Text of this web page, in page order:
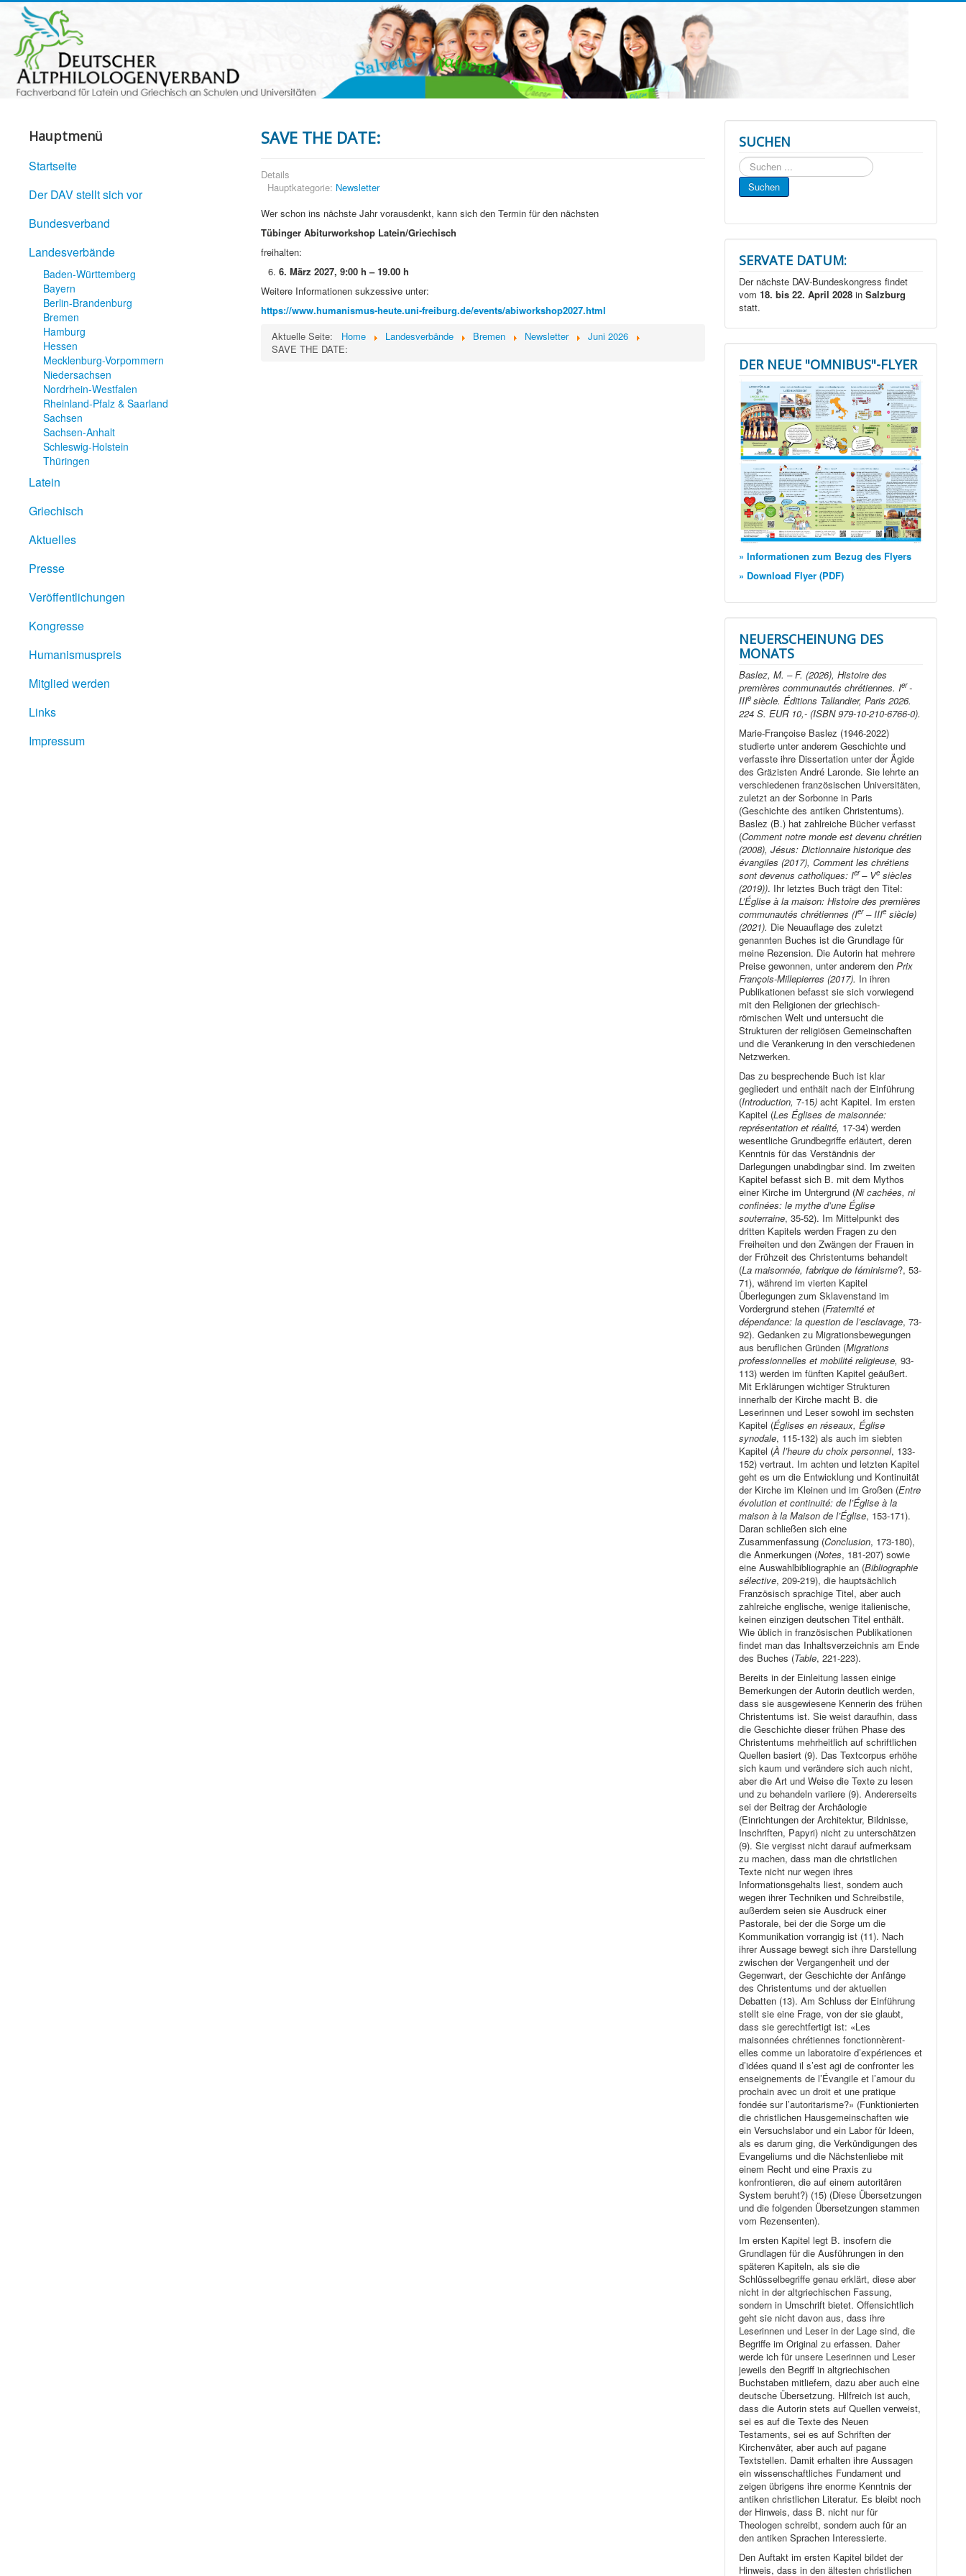
Hauptmenü
Startseite
Der DAV stellt sich vor
Bundesverband
Landesverbände
Baden-Württemberg
Bayern
Berlin-Brandenburg
Bremen
Hamburg
Hessen
Mecklenburg-Vorpommern
Niedersachsen
Nordrhein-Westfalen
Rheinland-Pfalz & Saarland
Sachsen
Sachsen-Anhalt
Schleswig-Holstein
Thüringen
Latein
Griechisch
Aktuelles
Presse
Veröffentlichungen
Kongresse
Humanismuspreis
Mitglied werden
Links
Impressum
SAVE THE DATE:
Details
Hauptkategorie: Newsletter
Wer schon ins nächste Jahr vorausdenkt, kann sich den Termin für den nächsten
Tübinger Abiturworkshop Latein/Griechisch
freihalten:
6. März 2027, 9:00 h – 19.00 h
Weitere Informationen sukzessive unter:
https://www.humanismus-heute.uni-freiburg.de/events/abiworkshop2027.html
Aktuelle Seite:
Home Landesverbände Bremen Newsletter
Juni 2026
SAVE THE DATE:
SUCHEN
Suchen
...
Suchen
SERVATE DATUM:
Der nächste DAV-Bundeskongress findet
vom18. bis 22. April 2028 inSalzburg
statt.
DER NEUE "OMNIBUS"-FLYER
» Informationen zum Bezug des Flyers
» Download Flyer (PDF)
NEUERSCHEINUNG DES
MONATS
Baslez, M. – F. (2026), Histoire des
premières communautés chrétiennes. Ier-
IIIe siècle. Éditions Tallandier, Paris 2026.
224 S. EUR 10,- (ISBN 979-10-210-6766-0).
Marie-Françoise Baslez (1946-2022)
studierte unter anderem Geschichte und
verfasste ihre Dissertation unter der Ägide
des Gräzisten André Laronde. Sie lehrte an
verschiedenen französischen Universitäten,
zuletzt an der Sorbonne in Paris
(Geschichte des antiken Christentums).
Baslez (B.) hat zahlreiche Bücher verfasst
(Comment notre monde est devenu chrétien
(2008), Jésus: Dictionnaire historique des
évangiles (2017), Comment les chrétiens
sont devenus catholiques: Ier– Ve siècles
(2019)). Ihr letztes Buch trägt den Titel:
L’Église à la maison: Histoire des premières
communautés chrétiennes (Ier– IIIe siècle)
(2021). Die Neuauflage des zuletzt
genannten Buches ist die Grundlage für
meine Rezension. Die Autorin hat mehrere
Preise gewonnen, unter anderem denPrix
François-Millepierres (2017). In ihren
Publikationen befasst sie sich vorwiegend
mit den Religionen der griechisch-
römischen Welt und untersucht die
Strukturen der religiösen Gemeinschaften
und die Verankerung in den verschiedenen
Netzwerken.
Das zu besprechende Buch ist klar
gegliedert und enthält nach der Einführung
(Introduction,7-15)acht Kapitel. Im ersten
Kapitel (Les Églises de maisonnée:
représentation et réalité, 17-34) werden
wesentliche Grundbegriffe erläutert, deren
Kenntnis für das Verständnis der
Darlegungen unabdingbar sind. Im zweiten
Kapitel befasst sich B. mit dem Mythos
einer Kirche im Untergrund (Ni cachées, ni
confinées: le mythe d’une Église
souterraine, 35-52). Im Mittelpunkt des
dritten Kapitels werden Fragen zu den
Freiheiten und den Zwängen der Frauen in
der Frühzeit des Christentums behandelt
(La maisonnée, fabrique de féminisme?, 53-
71), während im vierten Kapitel
Überlegungen zum Sklavenstand im
Vordergrund stehen (Fraternité et
dépendance: la question de l’esclavage, 73-
92). Gedanken zu Migrationsbewegungen
aus beruflichen Gründen (Migrations
professionnelles et mobilité religieuse,93-
113) werden im fünften Kapitel geäußert.
Mit Erklärungen wichtiger Strukturen
innerhalb der Kirche macht B. die
Leserinnen und Leser sowohl im sechsten
Kapitel (Églises en réseaux, Église
synodale, 115-132) als auch im siebten
Kapitel (À l’heure du choix personnel, 133-
152) vertraut. Im achten und letzten Kapitel
geht es um die Entwicklung und Kontinuität
der Kirche im Kleinen und im Großen (Entre
évolution et continuité: de l’Église à la
maison à la Maison de l’Église, 153-171).
Daran schließen sich eine
Zusammenfassung (Conclusion, 173-180),
die Anmerkungen (Notes, 181-207) sowie
eine Auswahlbibliographie an (Bibliographie
sélective, 209-219), die hauptsächlich
Französisch sprachige Titel, aber auch
zahlreiche englische, wenige italienische,
keinen einzigen deutschen Titel enthält.
Wie üblich in französischen Publikationen
findet man das Inhaltsverzeichnis am Ende
des Buches (Table, 221-223).
Bereits in der Einleitung lassen einige
Bemerkungen der Autorin deutlich werden,
dass sie ausgewiesene Kennerin des frühen
Christentums ist. Sie weist daraufhin, dass
die Geschichte dieser frühen Phase des
Christentums mehrheitlich auf schriftlichen
Quellen basiert (9). Das Textcorpus erhöhe
sich kaum und verändere sich auch nicht,
aber die Art und Weise die Texte zu lesen
und zu behandeln variiere (9). Andererseits
sei der Beitrag der Archäologie
(Einrichtungen der Architektur, Bildnisse,
Inschriften, Papyri) nicht zu unterschätzen
(9). Sie vergisst nicht darauf aufmerksam
zu machen, dass man die christlichen
Texte nicht nur wegen ihres
Informationsgehalts liest, sondern auch
wegen ihrer Techniken und Schreibstile,
außerdem seien sie Ausdruck einer
Pastorale, bei der die Sorge um die
Kommunikation vorrangig ist (11). Nach
ihrer Aussage bewegt sich ihre Darstellung
zwischen der Vergangenheit und der
Gegenwart, der Geschichte der Anfänge
des Christentums und der aktuellen
Debatten (13). Am Schluss der Einführung
stellt sie eine Frage, von der sie glaubt,
dass sie gerechtfertigt ist: «Les
maisonnées chrétiennes fonctionnèrent-
elles comme un laboratoire d’expériences et
d’idées quand il s’est agi de confronter les
enseignements de l’Évangile et l’amour du
prochain avec un droit et une pratique
fondée sur l’autoritarisme?» (Funktionierten
die christlichen Hausgemeinschaften wie
ein Versuchslabor und ein Labor für Ideen,
als es darum ging, die Verkündigungen des
Evangeliums und die Nächstenliebe mit
einem Recht und eine Praxis zu
konfrontieren, die auf einem autoritären
System beruht?) (15) (Diese Übersetzungen
und die folgenden Übersetzungen stammen
vom Rezensenten).
Im ersten Kapitel legt B. insofern die
Grundlagen für die Ausführungen in den
späteren Kapiteln, als sie die
Schlüsselbegriffe genau erklärt, diese aber
nicht in der altgriechischen Fassung,
sondern in Umschrift bietet. Offensichtlich
geht sie nicht davon aus, dass ihre
Leserinnen und Leser in der Lage sind, die
Begriffe im Original zu erfassen. Daher
werde ich für unsere Leserinnen und Leser
jeweils den Begriff in altgriechischen
Buchstaben mitliefern, dazu aber auch eine
deutsche Übersetzung. Hilfreich ist auch,
dass die Autorin stets auf Quellen verweist,
sei es auf die Texte des Neuen
Testaments, sei es auf Schriften der
Kirchenväter, aber auch auf pagane
Textstellen. Damit erhalten ihre Aussagen
ein wissenschaftliches Fundament und
zeigen übrigens ihre enorme Kenntnis der
antiken christlichen Literatur. Es bleibt noch
der Hinweis, dass B. nicht nur für
Theologen schreibt, sondern auch für an
den antiken Sprachen Interessierte.
Den Auftakt im ersten Kapitel bildet der
Hinweis, dass in den ältesten christlichen